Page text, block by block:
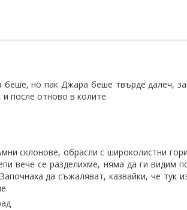
беше, но пак Джара беше твърде далеч,
после отново в колите.
склонове, обрасли с широколистни
вече се разделихме, няма да ги видим
да съжаляват, казвайки, че тук